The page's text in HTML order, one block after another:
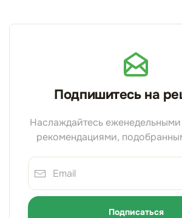
Подпишитесь на
Наслаждайтесь
рекомендациями,
Подписаться